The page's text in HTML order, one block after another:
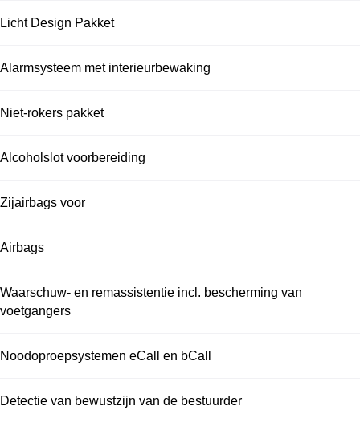
Licht Design Pakket
Alarmsysteem met interieurbewaking
Niet-rokers pakket
Alcoholslot voorbereiding
Zijairbags voor
Airbags
Waarschuw- en remassistentie incl. bescherming van
voetgangers
Noodoproepsystemen eCall en bCall
Detectie van bewustzijn van de bestuurder